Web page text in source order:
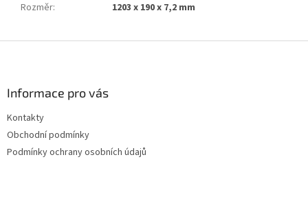
Rozměr: 1203 x 190 x 7,2 mm
Informace pro vás
Kontakty
Obchodní podmínky
Podmínky ochrany osobních údajů